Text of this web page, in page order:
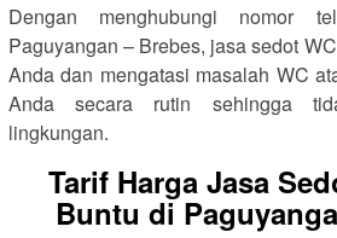
Dengan menghubungi nomor
Paguyangan – Brebes, jasa sedot
Anda dan mengatasi masalah WC
Anda secara rutin sehingga
lingkungan.
Tarif Harga Jasa
Buntu di